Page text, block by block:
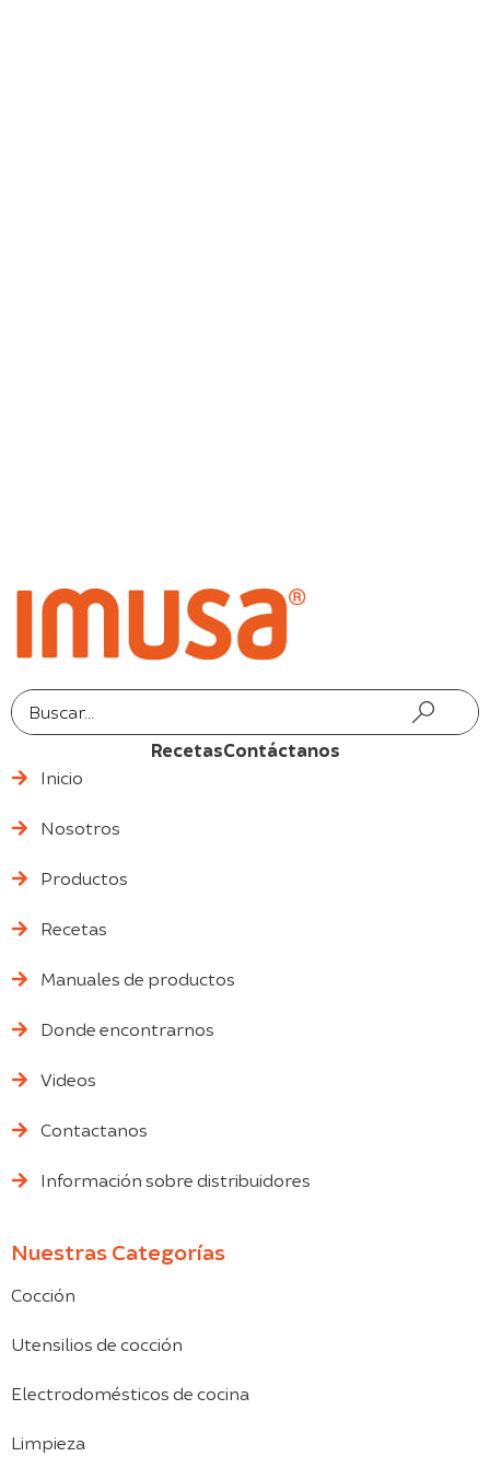
RecetasContáctanos
Inicio
Nosotros
Productos
Recetas
Manuales de productos
Donde encontrarnos
Videos
Contactanos
Información sobre distribuidores
Nuestras Categorías
Cocción
Utensilios de cocción
Electrodomésticos de cocina
Limpieza